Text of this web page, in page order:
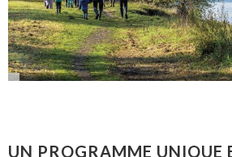
UN PROGRAMME UNIQUE